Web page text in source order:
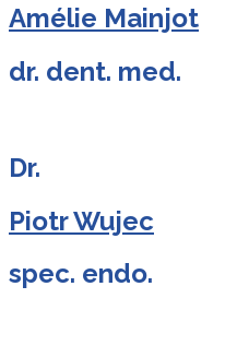
Amélie Mainjot
dr. dent. med.
Dr.
Piotr Wujec
spec. endo.